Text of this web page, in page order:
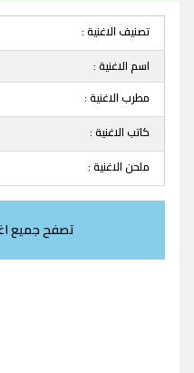
تصنيف الاغنية :
اسم الاغنية :
مطرب الاغنية :
كاتب الاغنية :
ملحن الاغنية :
تصفح جميع